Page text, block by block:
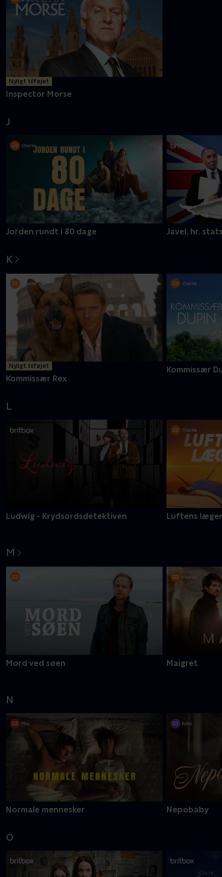
Nyligt tilføjet
Inspector Morse
J
Jorden rundt i 80 dage Javel, hr.
K
Nyligt tilføjet
Kommissær Rex
Kommissær
L
Ludwig - Krydsordsdetektiven Luftens læger
M
Mord ved søen Maigret
N
Normale mennesker Nepobaby
O